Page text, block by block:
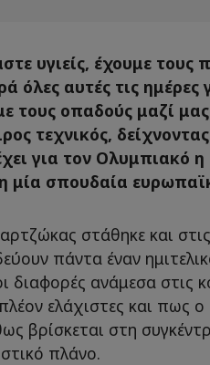
υγιείς, έχουμε
όλες αυτές τις
τους οπαδούς μαζί
τεχνικός,
για τον Ολυμπιακό
μία σπουδαία
στάθηκε και
πάντα έναν
διαφορές ανάμεσα στις
πλέον ελάχιστες και πως
βρίσκεται στη
πλάνο.